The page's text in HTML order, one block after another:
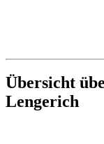
Übersicht
Lengerich